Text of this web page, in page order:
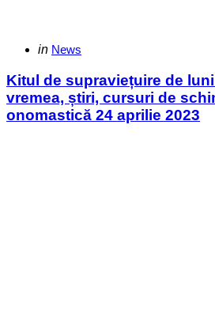
Categories
Posted
in News
Kitul de supraviețuire de
vremea, știri, cursuri de
onomastică 24 aprilie 2023